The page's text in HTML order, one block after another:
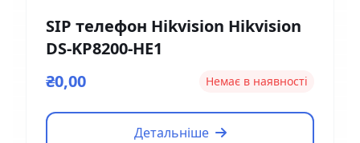
SIP телефон Hikvision Hikvision
DS-KP8200-HE1
₴0,00
Немає в наявності
Детальніше